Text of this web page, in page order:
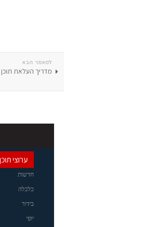
למאמר הבא
מדריך העלאת תוכן
ערוצי תוכן
חדשות
כלכלה
בידור
יופי